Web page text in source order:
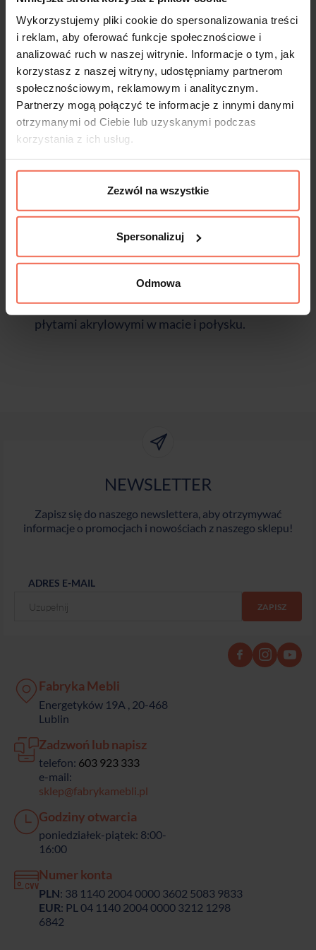
Wykorzystujemy pliki cookie do spersonalizowania treści
i reklam, aby oferować funkcje społecznościowe i
analizować ruch w naszej witrynie. Informacje o tym, jak
korzystasz z naszej witryny, udostępniamy partnerom
społecznościowym, reklamowym i analitycznym.
Partnerzy mogą połączyć te informacje z innymi danymi
otrzymanymi od Ciebie lub uzyskanymi podczas
korzystania z ich usług.
Zezwól na wszystkie
Spersonalizuj
Odmowa
Profil Tulip Zoid to łatwe i praktyczne
rozwiązanie uchwytowe mebla. Jego prosty
kształt przeznacza ją do zastosowania z
jakimkolwiek rodzajem mebla, poczynając od
mebli kuchennych, łazienkowych,
sypialnianych i kończąc na meblach
od 146 mm do 1196 mm można uchwyty
widocznej strony mebla, nie wymaga
frezowania. Profil Tulip Zoid ładnie wygląda z
wyraźnymi strukturami drewna,
uniwersalnymi dekorami lamina oraz z
płytami akrylowymi w macie i połysku.
NEWSLETTER
Zapisz się do naszego newslettera, aby otrzymywać
informacje o promocjach i nowościach z naszego sklepu!
ADRES E-MAIL
Fabryka Mebli
Energetyków 19A , 20-468
Lublin
Zadzwoń lub napisz
telefon: 603 923 333
e-mail:
sklep@fabrykamebli.pl
Godziny otwarcia
poniedziałek-piątek: 8:00-
16:00
Numer konta
PLN: 38 1140 2004 0000 3602 5083 9833
EUR: PL 04 1140 2004 0000 3212 1298
6842